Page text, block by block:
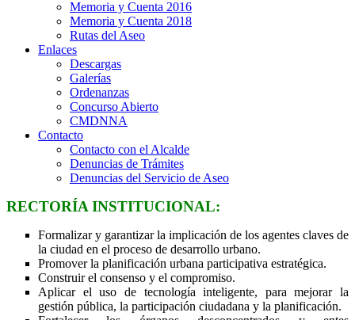
Memoria y Cuenta 2016
Memoria y Cuenta 2018
Rutas del Aseo
Enlaces
Descargas
Galerías
Ordenanzas
Concurso Abierto
CMDNNA
Contacto
Contacto con el Alcalde
Denuncias de Trámites
Denuncias del Servicio de Aseo
RECTORÍA INSTITUCIONAL:
Formalizar y garantizar la implicación de los agentes claves de
la ciudad en el proceso de desarrollo urbano.
Promover la planificación urbana participativa estratégica.
Construir el consenso y el compromiso.
Aplicar el uso de tecnología inteligente, para mejorar la
gestión pública, la participación ciudadana y la planificación.